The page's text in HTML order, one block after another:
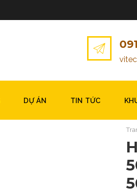
DỰ ÁN TIN TỨC